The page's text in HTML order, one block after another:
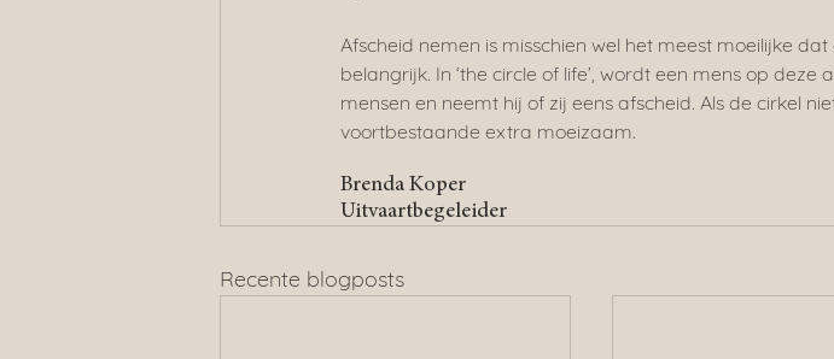
Afscheid nemen is misschien wel het meest moeilijke
belangrijk. In ‘the circle of life’, wordt een mens op
mensen en neemt hij of zij eens afscheid. Als de cirkel
voortbestaande extra moeizaam.
Brenda Koper
Uitvaartbegeleider
Recente blogposts